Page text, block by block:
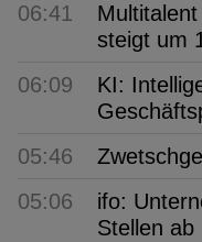
06:41
steigt um
06:09
KI:
05:46
05:06
ifo:
Stellen ab